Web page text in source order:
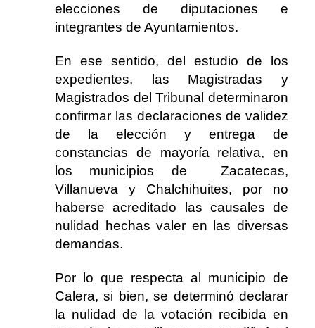
elecciones de diputaciones e
integrantes de Ayuntamientos.
En ese sentido, del estudio de los
expedientes, las Magistradas y
Magistrados del Tribunal determinaron
confirmar las declaraciones de validez
de la elección y entrega de
constancias de mayoría relativa, en
los municipios de Zacatecas,
Villanueva y Chalchihuites, por no
haberse acreditado las causales de
nulidad hechas valer en las diversas
demandas.
Por lo que respecta al municipio de
Calera, si bien, se determinó declarar
la nulidad de la votación recibida en